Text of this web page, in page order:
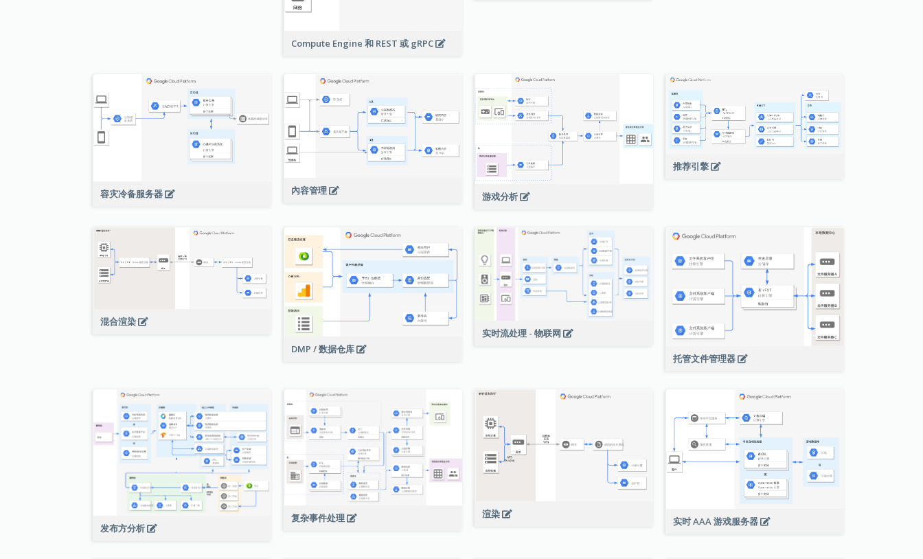
Compute Engine 和 REST 或 gRPC
容灾冷备服务器 內容管理
游戏分析
推荐引擎
混合渲染
DMP / 数据仓库
实时流处理 - 物联网
托管文件管理器
发布方分析
复杂事件处理 渲染
实时 AAA 游戏服务器